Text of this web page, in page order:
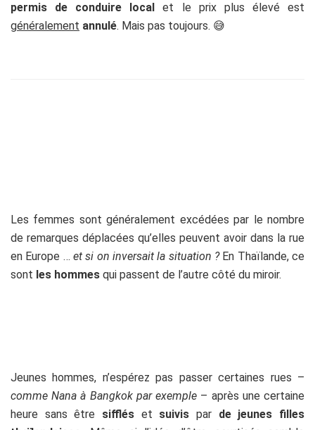
permis de conduire localet le prix plus élevé est
généralement annulé. Mais pas toujours. 😅
Les femmes sont généralement excédées par le nombre
de remarques déplacées qu’elles peuvent avoir dans la rue
en Europe … et si on inversait la situation ? En Thaïlande, ce
sont les hommes qui passent de l’autre côté du miroir.
Jeunes hommes, n’espérez pas passer certaines rues –
comme Nana à Bangkok par exemple – après une certaine
heure sans être sifflés et suivis par de jeunes filles